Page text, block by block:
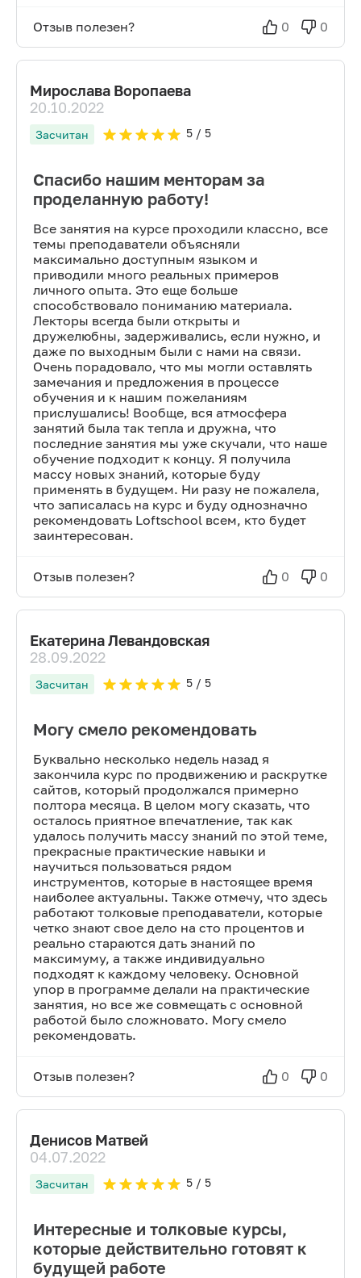
Отзыв полезен? 0 0
Мирослава Воропаева
20.10.2022
Засчитан 5/ 5
Спасибо нашим менторам за
проделанную работу!
Все занятия на курсе проходили классно, все
темы преподаватели объясняли
максимально доступным языком и
приводили много реальных примеров
личного опыта. Это еще больше
способствовало пониманию материала.
Лекторы всегда были открыты и
дружелюбны, задерживались, если нужно, и
даже по выходным были с нами на связи.
Очень порадовало, что мы могли оставлять
замечания и предложения в процессе
обучения и к нашим пожеланиям
прислушались! Вообще, вся атмосфера
занятий была так тепла и дружна, что
последние занятия мы уже скучали, что наше
обучение подходит к концу. Я получила
массу новых знаний, которые буду
применять в будущем. Ни разу не пожалела,
что записалась на курс и буду однозначно
рекомендовать Loftschool всем, кто будет
заинтересован.
Отзыв полезен? 0 0
Екатерина Левандовская
28.09.2022
Засчитан 5/ 5
Могу смело рекомендовать
Буквально несколько недель назад я
закончила курс по продвижению и раскрутке
сайтов, который продолжался примерно
полтора месяца. В целом могу сказать, что
осталось приятное впечатление, так как
удалось получить массу знаний по этой теме,
прекрасные практические навыки и
научиться пользоваться рядом
инструментов, которые в настоящее время
наиболее актуальны. Также отмечу, что здесь
работают толковые преподаватели, которые
четко знают свое дело на сто процентов и
реально стараются дать знаний по
максимуму, а также индивидуально
подходят к каждому человеку. Основной
упор в программе делали на практические
занятия, но все же совмещать с основной
работой было сложновато. Могу смело
рекомендовать.
Отзыв полезен? 0 0
Денисов Матвей
04.07.2022
Засчитан 5/ 5
Интересные и толковые курсы,
которые действительно готовят к
будущей работе